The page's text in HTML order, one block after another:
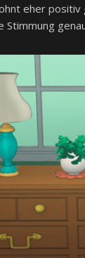
eher positiv
Stimmung